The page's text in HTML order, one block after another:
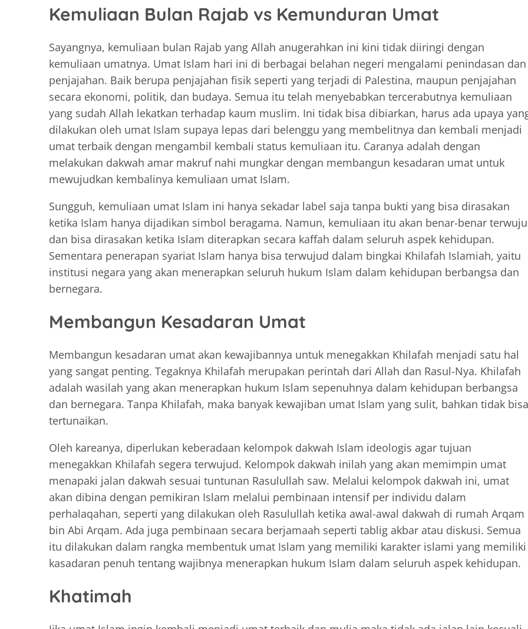
Kemuliaan Bulan Rajab vs Kemunduran Umat
Sayangnya, kemuliaan bulan Rajab yang Allah anugerahkan ini kini tidak diiringi dengan
kemuliaan umatnya. Umat Islam hari ini di berbagai belahan negeri mengalami penindasan dan
penjajahan. Baik berupa penjajahan fisik seperti yang terjadi di Palestina, maupun penjajahan
secara ekonomi, politik, dan budaya. Semua itu telah menyebabkan tercerabutnya kemuliaan
yang sudah Allah lekatkan terhadap kaum muslim. Ini tidak bisa dibiarkan, harus ada upaya
dilakukan oleh umat Islam supaya lepas dari belenggu yang membelitnya dan kembali menjadi
umat terbaik dengan mengambil kembali status kemuliaan itu. Caranya adalah dengan
melakukan dakwah amar makruf nahi mungkar dengan membangun kesadaran umat untuk
mewujudkan kembalinya kemuliaan umat Islam.
Sungguh, kemuliaan umat Islam ini hanya sekadar label saja tanpa bukti yang bisa dirasakan
ketika Islam hanya dijadikan simbol beragama. Namun, kemuliaan itu akan benar-benar
dan bisa dirasakan ketika Islam diterapkan secara kaffah dalam seluruh aspek kehidupan.
Sementara penerapan syariat Islam hanya bisa terwujud dalam bingkai Khilafah Islamiah, yaitu
institusi negara yang akan menerapkan seluruh hukum Islam dalam kehidupan berbangsa dan
bernegara.
Membangun Kesadaran Umat
Membangun kesadaran umat akan kewajibannya untuk menegakkan Khilafah menjadi satu hal
yang sangat penting. Tegaknya Khilafah merupakan perintah dari Allah dan Rasul-Nya. Khilafah
adalah wasilah yang akan menerapkan hukum Islam sepenuhnya dalam kehidupan berbangsa
dan bernegara. Tanpa Khilafah, maka banyak kewajiban umat Islam yang sulit, bahkan tidak bisa
tertunaikan.
Oleh kareanya, diperlukan keberadaan kelompok dakwah Islam ideologis agar tujuan
menegakkan Khilafah segera terwujud. Kelompok dakwah inilah yang akan memimpin umat
menapaki jalan dakwah sesuai tuntunan Rasulullah saw. Melalui kelompok dakwah ini, umat
akan dibina dengan pemikiran Islam melalui pembinaan intensif per individu dalam
perhalaqahan, seperti yang dilakukan oleh Rasulullah ketika awal-awal dakwah di rumah Arqam
bin Abi Arqam. Ada juga pembinaan secara berjamaah seperti tablig akbar atau diskusi. Semua
itu dilakukan dalam rangka membentuk umat Islam yang memiliki karakter islami yang memiliki
kasadaran penuh tentang wajibnya menerapkan hukum Islam dalam seluruh aspek kehidupan.
Khatimah